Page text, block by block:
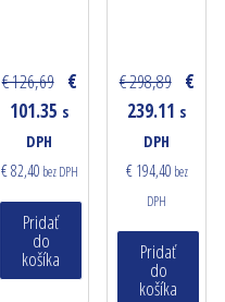
€ 126,69 €
101.35 s
DPH
€ 82,40 bez DPH
Pridať
do
košíka
€ 298,89 €
239.11 s
DPH
€ 194,40 bez
DPH
Pridať
do
košíka